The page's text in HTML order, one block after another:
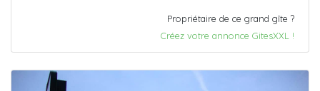
Propriétaire de ce grand gîte ?
Créez votre annonce GitesXXL !